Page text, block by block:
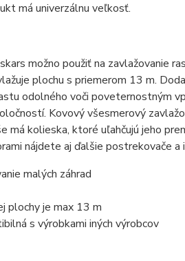
má univerzálnu veľkosť.
možno použiť na zavlažovanie
plochu s priemerom 13 m.
odolného voči poveternostným
Kovový všesmerový
má kolieska, ktoré uľahčujú jeho
nájdete aj ďalšie postrekovače
malých záhrad
plochy je max 13 m
s výrobkami iných výrobcov